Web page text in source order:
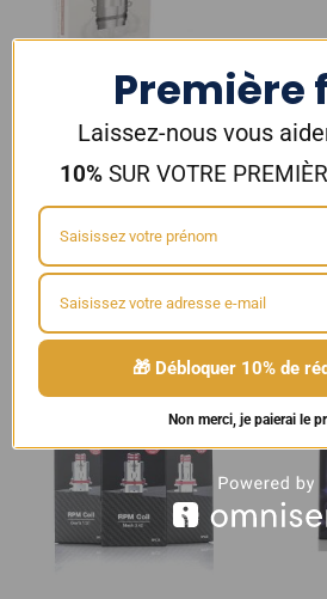
Résistances pour clearomiseur
TFV16 Smok
– 4,50€
Choix des options Choix
Première
Laissez-nous vous
10%SUR VOTRE
🎁 Débloquer 10% de
Non merci, je paierai le